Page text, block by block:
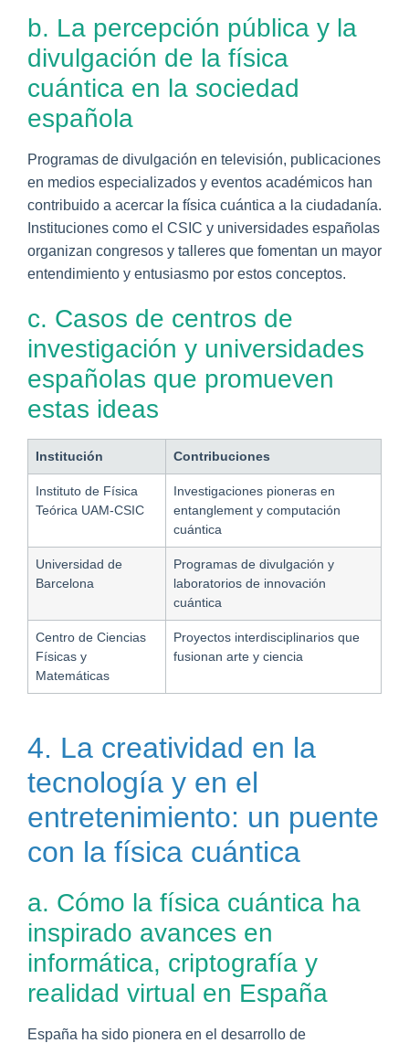
b. La percepción pública y la
divulgación de la física
cuántica en la sociedad
española
Programas de divulgación en televisión, publicaciones
en medios especializados y eventos académicos han
contribuido a acercar la física cuántica a la ciudadanía.
Instituciones como el CSIC y universidades españolas
organizan congresos y talleres que fomentan un mayor
entendimiento y entusiasmo por estos conceptos.
c. Casos de centros de
investigación y universidades
españolas que promueven
estas ideas
Institución Contribuciones
Instituto de Física
Teórica UAM-CSIC
Investigaciones pioneras en
entanglement y computación
cuántica
Universidad de
Barcelona
Programas de divulgación y
laboratorios de innovación
cuántica
Centro de Ciencias
Físicas y
Matemáticas
Proyectos interdisciplinarios que
fusionan arte y ciencia
4. La creatividad en la
tecnología y en el
entretenimiento: un puente
con la física cuántica
a. Cómo la física cuántica ha
inspirado avances en
informática, criptografía y
realidad virtual en España
España ha sido pionera en el desarrollo de